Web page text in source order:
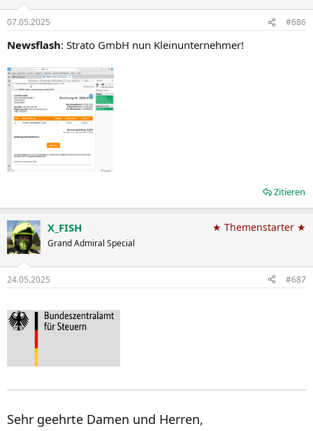
07.05.2025 #686
Newsflash: Strato GmbH nun Kleinunternehmer!
Zitieren
X_FISH
Grand Admiral Special
★ Themenstarter ★
24.05.2025 #687
Sehr geehrte Damen und Herren,